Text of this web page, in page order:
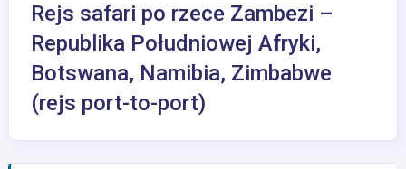
Rejs safari po rzece Zambezi –
Republika Południowej Afryki,
Botswana, Namibia, Zimbabwe
(rejs port-to-port)